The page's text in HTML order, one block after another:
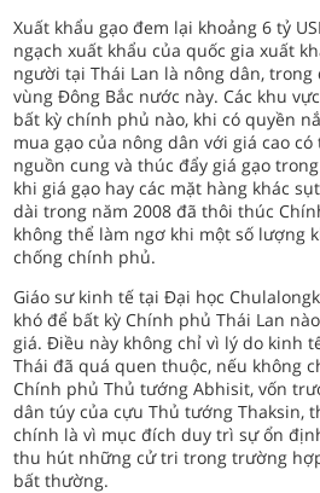
Xuất khẩu gạo đem lại khoảng 6 tỷ
ngạch xuất khẩu của quốc gia xuất
người tại Thái Lan là nông dân,
vùng Đông Bắc nước này. Các khu
bất kỳ chính phủ nào, khi có quyền
mua gạo của nông dân với giá cao
nguồn cung và thúc đẩy giá gạo
khi giá gạo hay các mặt hàng khác
dài trong năm 2008 đã thôi thúc
không thể làm ngơ khi một số lượng
chống chính phủ.
Giáo sư kinh tế tại Đại học
khó để bất kỳ Chính phủ Thái Lan
giá. Điều này không chỉ vì lý do kinh
Thái đã quá quen thuộc, nếu không
Chính phủ Thủ tướng Abhisit, vốn
dân túy của cựu Thủ tướng Thaksin,
chính là vì mục đích duy trì sự ổn
thu hút những cử tri trong trường
bất thường.